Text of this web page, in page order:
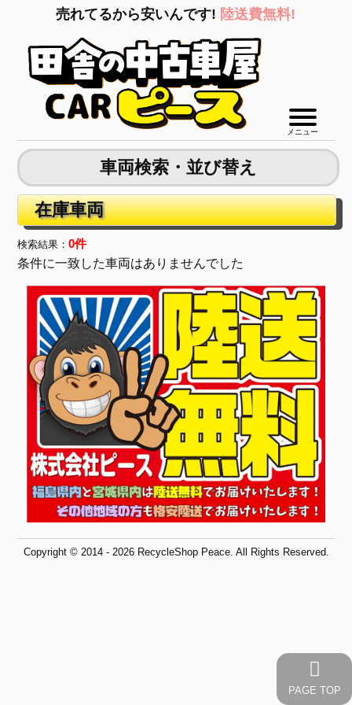
売れてるから安いんです! 陸送費無料!
メニュー
車両検索・並び替え
在庫車両
検索結果：0件
条件に一致した車両はありませんでした
Copyright © 2014 - 2026 RecycleShop Peace. All Rights Reserved.